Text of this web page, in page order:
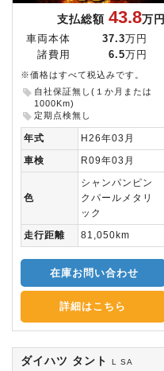
支払総額 43.8万円
車両本体 37.3 万円
諸費用
6.5 万円
※価格はすべて税込みです。
自社保証無し(１か月または
1000Km)
定期点検無し
年式
H26年03月
車検
R09年03月
色
シャンパンピン
クパールメタリ
ック
走行距離
81,050km
在庫お問い合わせ
詳細はこちら
ダイハツ タント L SA